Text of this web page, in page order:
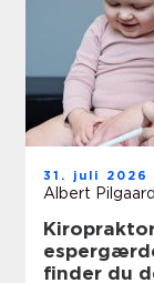
31. juli 2026
Albert Pilgaard
espergærde
finder du